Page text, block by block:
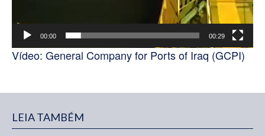
00:00 00:29
Vídeo: General Company for Ports of Iraq (GCPI)
LEIA TAMBÉM